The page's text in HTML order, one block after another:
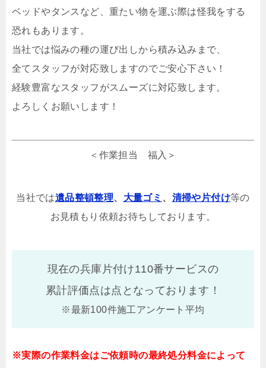
ベッドやタンスなど、重たい物を運ぶ際は怪我をする
恐れもあります。
当社では悩みの種の運び出しから積み込みまで、
全てスタッフが対応致しますのでご安心下さい！
経験豊富なスタッフがスムーズに対応致します。
よろしくお願いします！
＜作業担当 福入＞
当社では遺品整頓整理、 大量ゴミ 、 清掃や片付け等の
お見積もり依頼お待ちしております。
現在の兵庫片付け110番サービスの
累計評価点は点となっております！
※最新100件施工アンケート平均
※実際の作業料金はご依頼時の最終処分料金によって